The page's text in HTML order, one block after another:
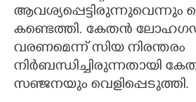
ആവശ്യപ്പെട്ടിരുന്നുവെന്നും
കണ്ടെത്തി. കേതൻ
വരണമെന്ന് സിയ നിരന്തരം
നിർബന്ധിച്ചിരുന്നതായി
സഞ്ജനയും വെളിപ്പെടുത്തി.